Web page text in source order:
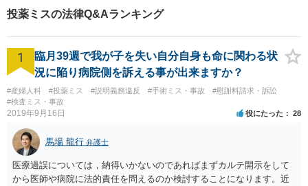
投薬ミスの法律Q&Aランキング
1
臨月39週で我が子を失い自分自身も命に関わる状
況に陥り病院側を訴える事が出来ますか？
#産婦人科 #投薬ミス #説明義務違反 #手術ミス・事故
#慰謝料請求・訴訟
#検査ミス・事故
2019年9月16日 役にたった 28
馬場 龍行 弁護士
医療過誤については，納得いかないのであればまずカルテ開示をして
から医師や病院に法的責任を問えるのか検討することになります。近